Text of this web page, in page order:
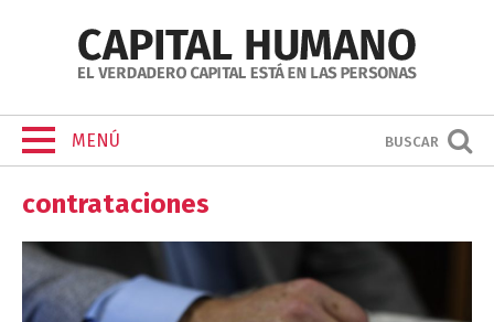
MENÚ BUSCAR
contrataciones